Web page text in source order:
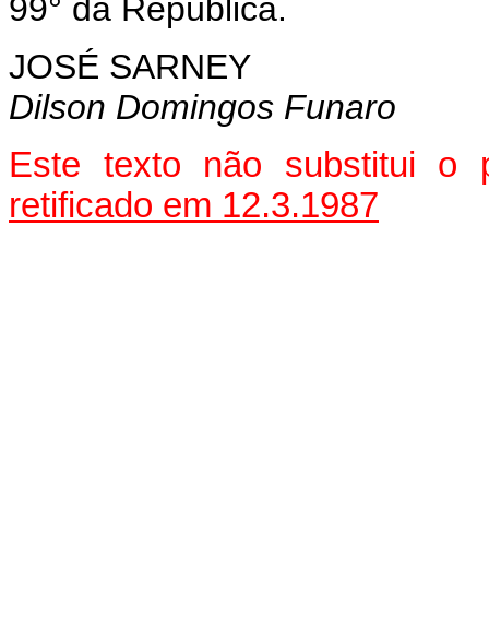
99° da República.
JOSÉ SARNEY
Dilson Domingos Funaro
Este texto não substitui o
retificado em 12.3.1987